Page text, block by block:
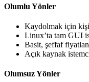
Olumlu Yönler
Kaydolmak için
Linux’ta tam GUI
Basit, şeffaf
Açık kaynak
Olumsuz Yönler